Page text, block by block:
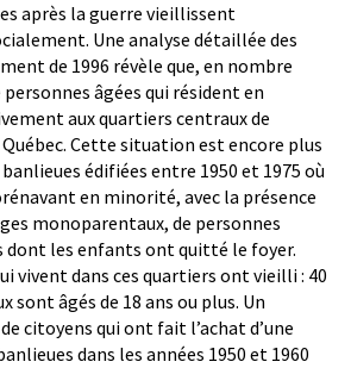
après la guerre vieillissent
Une analyse détaillée des
de 1996 révèle que, en nombre
âgées qui résident en
aux quartiers centraux de
Cette situation est encore plus
édifiées entre 1950 et 1975 où
en minorité, avec la présence
monoparentaux, de personnes
dont les enfants ont quitté le foyer.
vivent dans ces quartiers ont vieilli : 40
sont âgés de 18 ans ou plus. Un
citoyens qui ont fait l’achat d’une
dans les années 1950 et 1960